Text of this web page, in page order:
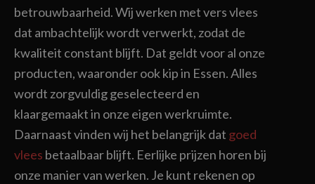
betrouwbaarheid. Wij werken met vers vlees
dat ambachtelijk wordt verwerkt, zodat de
kwaliteit constant blijft. Dat geldt voor al onze
producten, waaronder ook kip in Essen. Alles
wordt zorgvuldig geselecteerd en
klaargemaakt in onze eigen werkruimte.
Daarnaast vinden wij het belangrijk dat goed
vlees betaalbaar blijft. Eerlijke prijzen horen bij
onze manier van werken. Je kunt rekenen op